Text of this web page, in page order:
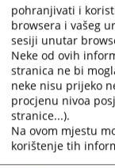
pohranjivati i
browsera i vašeg
sesiji unutar
Neke od ovih
stranica ne bi
neke nisu prijeko
procjenu nivoa
stranice...).
Na ovom mjestu
korištenje tih